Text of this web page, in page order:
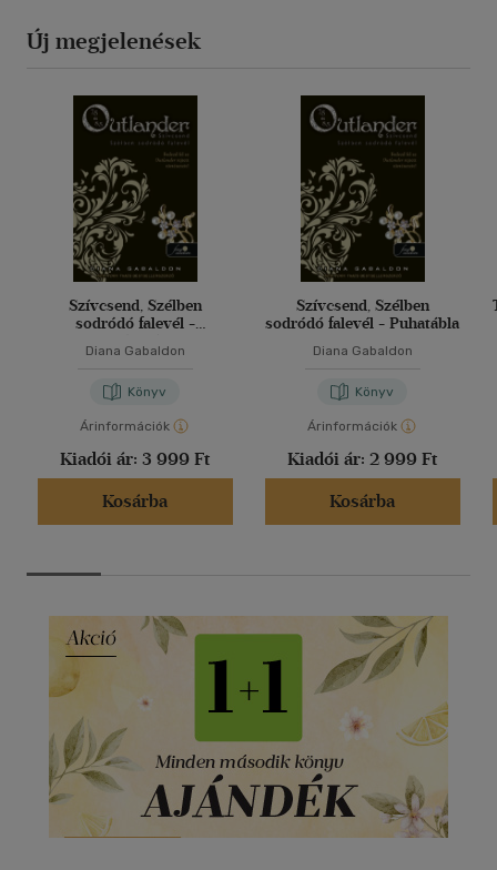
Új megjelenések
Szívcsend, Szélben
sodródó falevél -
Diana Gabaldon
Könyv
Árinformációk
Kiadói ár: 3 999 Ft
Kosárba
Szívcsend, Szélben
sodródó falevél - Puhatábla
Diana Gabaldon
Könyv
Árinformációk
Kiadói ár: 2 999 Ft
Kosárba